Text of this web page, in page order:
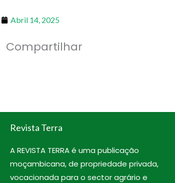
Abril 14, 2025
Compartilhar
Revista Terra
A REVISTA TERRA é uma publicação
moçambicana, de propriedade privada,
vocacionada para o sector agrário e